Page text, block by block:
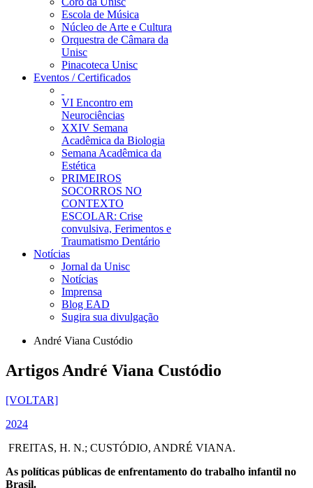
Escola de Música
Núcleo de Arte e Cultura
Orquestra de Câmara da
Unisc
Pinacoteca Unisc
Eventos / Certificados
VI Encontro em
Neurociências
XXIV Semana
Acadêmica da Biologia
Semana Acadêmica da
Estética
PRIMEIROS
SOCORROS NO
CONTEXTO
ESCOLAR: Crise
convulsiva, Ferimentos e
Traumatismo Dentário
Notícias
Jornal da Unisc
Notícias
Imprensa
Blog EAD
Sugira sua divulgação
André Viana Custódio
Artigos André Viana Custódio
[VOLTAR]
2024
FREITAS, H. N.; CUSTÓDIO, ANDRÉ VIANA.
As políticas públicas de enfrentamento do trabalho infantil no
Brasil.